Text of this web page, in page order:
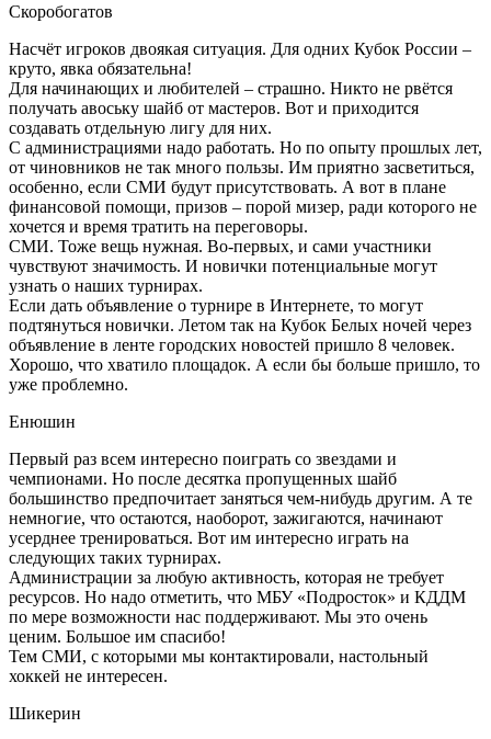
Скоробогатов
Насчёт игроков двоякая ситуация. Для одних Кубок России –
круто, явка обязательна!
Для начинающих и любителей – страшно. Никто не рвётся
получать авоську шайб от мастеров. Вот и приходится
создавать отдельную лигу для них.
С администрациями надо работать. Но по опыту прошлых лет,
от чиновников не так много пользы. Им приятно засветиться,
особенно, если СМИ будут присутствовать. А вот в плане
финансовой помощи, призов – порой мизер, ради которого не
хочется и время тратить на переговоры.
СМИ. Тоже вещь нужная. Во-первых, и сами участники
чувствуют значимость. И новички потенциальные могут
узнать о наших турнирах.
Если дать объявление о турнире в Интернете, то могут
подтянуться новички. Летом так на Кубок Белых ночей через
объявление в ленте городских новостей пришло 8 человек.
Хорошо, что хватило площадок. А если бы больше пришло, то
уже проблемно.
Енюшин
Первый раз всем интересно поиграть со звездами и
чемпионами. Но после десятка пропущенных шайб
большинство предпочитает заняться чем-нибудь другим. А те
немногие, что остаются, наоборот, зажигаются, начинают
усерднее тренироваться. Вот им интересно играть на
следующих таких турнирах.
Администрации за любую активность, которая не требует
ресурсов. Но надо отметить, что МБУ «Подросток» и КДДМ
по мере возможности нас поддерживают. Мы это очень
ценим. Большое им спасибо!
Тем СМИ, с которыми мы контактировали, настольный
хоккей не интересен.
Шикерин